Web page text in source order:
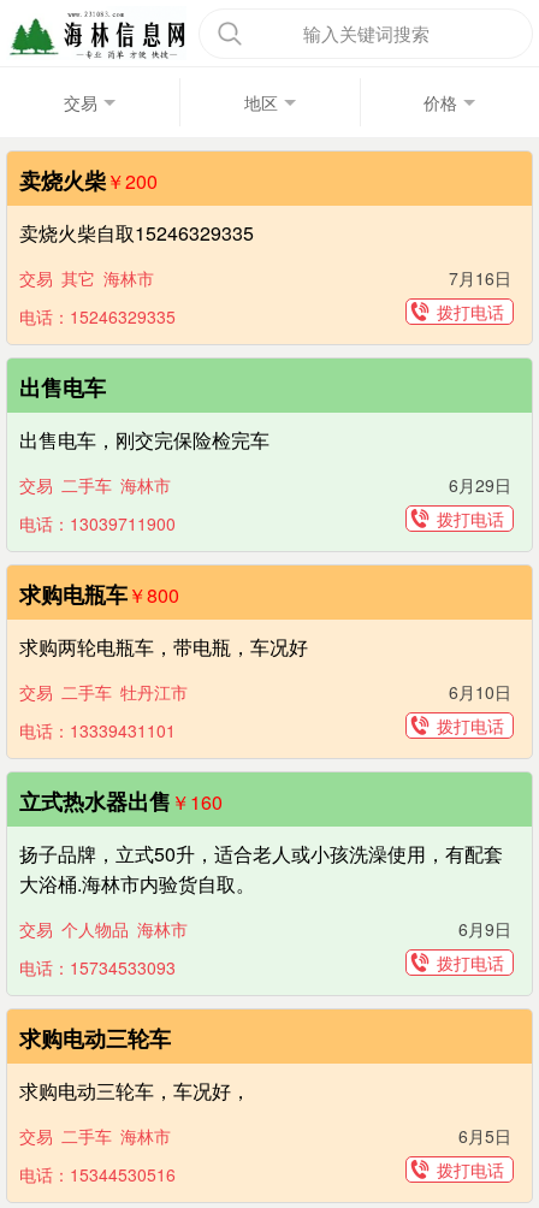
输入关键词搜索
交易 地区 价格
卖烧火柴￥200
卖烧火柴自取15246329335
交易 其它 海林市
7月16日
电话：15246329335
拨打电话
出售电车
出售电车，刚交完保险检完车
交易 二手车 海林市
6月29日
电话：13039711900
拨打电话
求购电瓶车￥800
求购两轮电瓶车，带电瓶，车况好
交易 二手车 牡丹江市
6月10日
电话：13339431101
拨打电话
立式热水器出售 ￥160
扬子品牌，立式50升，适合老人或小孩洗澡使用，有配套
大浴桶.海林市内验货自取。
交易 个人物品 海林市
6月9日
电话：15734533093
拨打电话
求购电动三轮车
求购电动三轮车，车况好，
交易 二手车 海林市
6月5日
电话：15344530516
拨打电话